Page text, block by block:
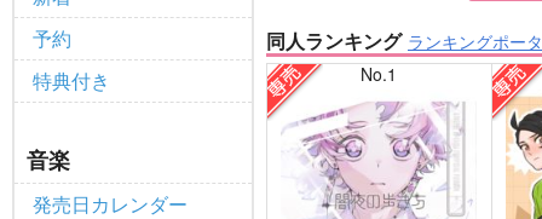
予約
特典付き
音楽
発売日カレンダー
同人ランキング ランキングポー
No.1